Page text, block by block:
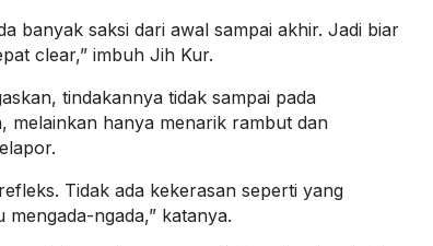
banyak saksi dari awal sampai akhir. Jadi biar
clear,” imbuh Jih Kur.
tindakannya tidak sampai pada
melainkan hanya menarik rambut dan
Tidak ada kekerasan seperti yang
mengada-ngada,” katanya.